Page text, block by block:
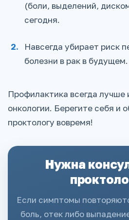
(боли, выделений,
сегодня.
Навсегда убирает риск
болезни в рак в будущем.
Профилактика всегда лучше
онкологии. Берегите себя и
проктологу вовремя!
Нужна
Если симптомы
боль, отек либо